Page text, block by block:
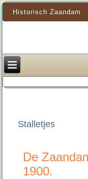
Historisch Zaandam
Stalletjes
De
1900.